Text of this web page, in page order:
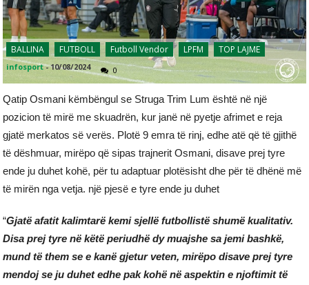
BALLINA FUTBOLL Futboll Vendor LPFM TOP LAJME
infosport -10/08/2024 0
Qatip Osmani këmbëngul se Struga Trim Lum është në një
pozicion të mirë me skuadrën, kur janë në pyetje afrimet e reja
gjatë merkatos së verës. Plotë 9 emra të rinj, edhe atë që të gjithë
të dëshmuar, mirëpo që sipas trajnerit Osmani, disave prej tyre
ende ju duhet kohë, për tu adaptuar plotësisht dhe për të dhënë më
të mirën nga vetja. një pjesë e tyre ende ju duhet
“Gjatë afatit kalimtarë kemi sjellë futbollistë shumë kualitativ.
Disa prej tyre në këtë periudhë dy muajshe sa jemi bashkë,
mund të them se e kanë gjetur veten, mirëpo disave prej tyre
mendoj se ju duhet edhe pak kohë në aspektin e njoftimit të